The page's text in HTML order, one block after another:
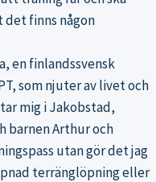
det finns någon
en finlandssvensk
som njuter av livet och
mig i Jakobstad,
barnen Arthur och
utan gör det jag
terränglöpning eller